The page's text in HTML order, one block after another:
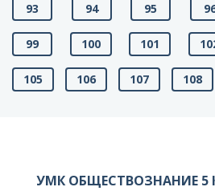
93 94 95
99 100 101
105 106 107 108
УМК ОБЩЕСТВОЗНАНИЕ 5